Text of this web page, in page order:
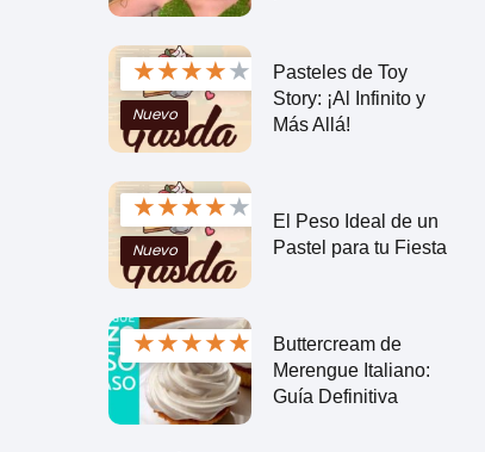
★★★★★
Nuevo
Pasteles de Toy
Story: ¡Al Infinito y
Más Allá!
★★★★★
Nuevo
El Peso Ideal de un
Pastel para tu Fiesta
★★★★★
Buttercream de
Merengue Italiano:
Guía Definitiva